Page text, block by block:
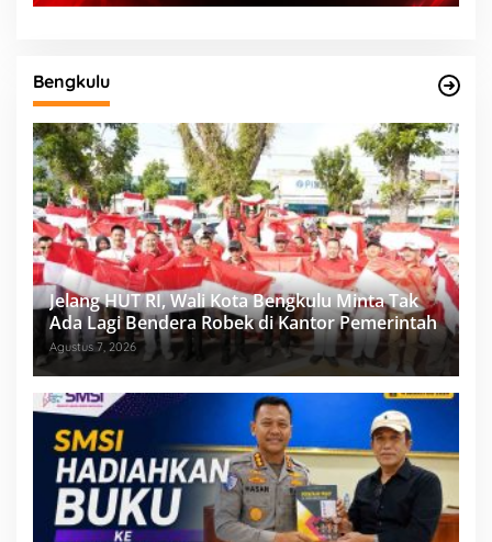
Bengkulu
Jelang HUT RI, Wali Kota Bengkulu Minta Tak
Ada Lagi Bendera Robek di Kantor Pemerintah
Agustus 7, 2026